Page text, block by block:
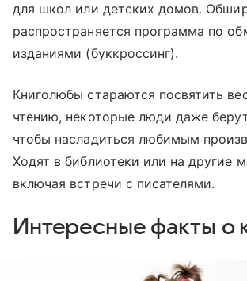
для школ или детских домов.
распространяется программа по
изданиями (буккроссинг).
Книголюбы стараются посвятить
чтению, некоторые люди даже
чтобы насладиться любимым
Ходят в библиотеки или на другие
включая встречи с писателями.
Интересные факты о